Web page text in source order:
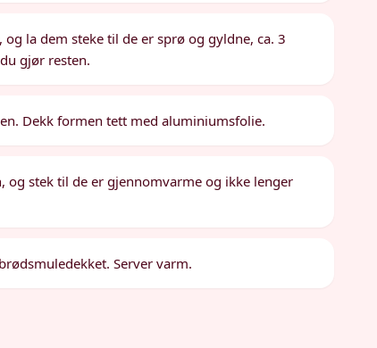
la dem steke til de er sprø og gyldne, ca. 3
gjør resten.
Dekk formen tett med aluminiumsfolie.
stek til de er gjennomvarme og ikke lenger
Server varm.